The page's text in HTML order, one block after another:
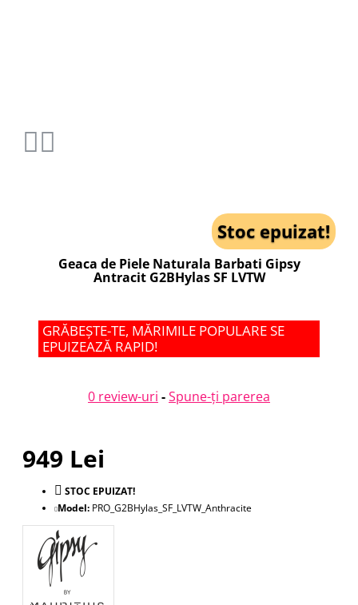
Stoc epuizat!
Geaca de Piele Naturala Barbati Gipsy
Antracit G2BHylas SF LVTW
GRĂBEȘTE-TE, MĂRIMILE POPULARE SE
EPUIZEAZĂ RAPID!
0 review-uri -Spune-ţi parerea
949 Lei
STOC EPUIZAT!
Model: PRO_G2BHylas_SF_LVTW_Anthracite